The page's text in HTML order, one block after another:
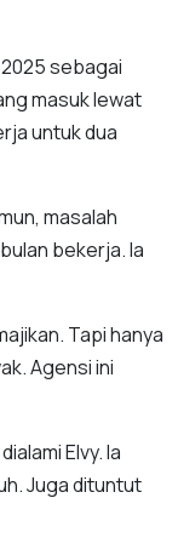
sebagai
masuk lewat
untuk dua
masalah
bekerja. Ia
Tapi hanya
Agensi ini
Elvy. Ia
Juga dituntut